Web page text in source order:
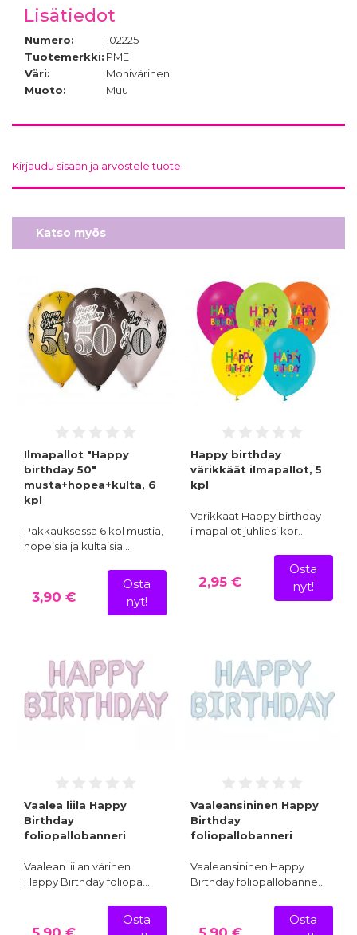
Lisätiedot
Numero:
102225
Tuotemerkki: PME
Väri:
Monivärinen
Muoto:
Muu
Kirjaudu sisään ja arvostele tuote.
Katso myös
Ilmapallot "Happy
birthday 50"
musta+hopea+kulta, 6
kpl
Pakkauksessa 6 kpl mustia,
hopeisia ja kultaisia…
3,90 €
Osta
nyt!
Happy birthday
värikkäät ilmapallot, 5
kpl
Värikkäät Happy birthday
ilmapallot juhliesi kor…
2,95 €
Osta
nyt!
Vaalea liila Happy
Birthday
foliopallobanneri
Vaalean liilan värinen
Happy Birthday foliopa…
Osta
Vaaleansininen Happy
Birthday
foliopallobanneri
Vaaleansininen Happy
Birthday foliopallobanne…
Osta